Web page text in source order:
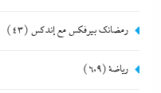
رمضانك بيرفكس مع إندكس (43)
رياضة(609)